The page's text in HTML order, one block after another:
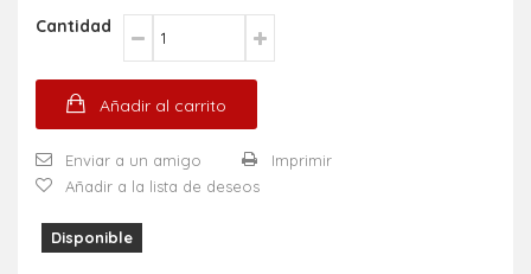
Cantidad
Añadir al carrito
Enviar a un amigo
Imprimir
Añadir a la lista de deseos
Disponible